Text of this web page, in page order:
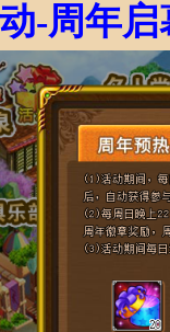
-周年启